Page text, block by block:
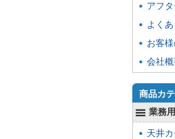
アフ
よく
お客
会社
商品カ
業務
天井